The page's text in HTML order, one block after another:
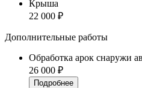
Крыша
22 000 ₽
Дополнительные работы
Обработка арок снаружи
26 000 ₽
Подробнее